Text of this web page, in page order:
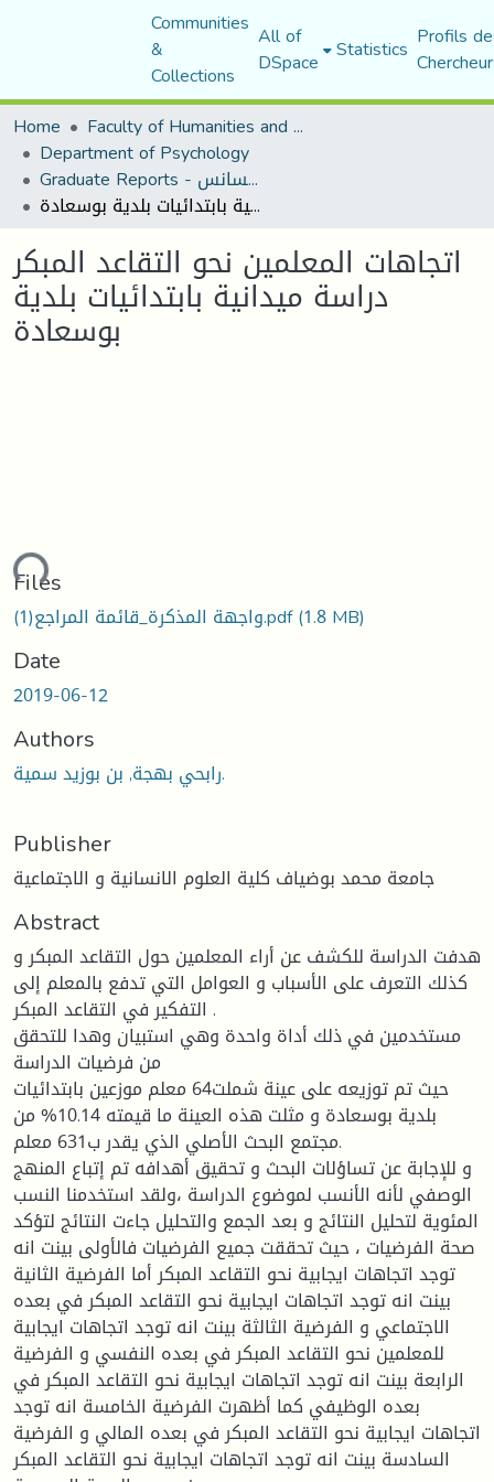
Communities
&
Collections
All of
DSpace Statistics Profils
Home
Faculty of Humanities and Social Sciences
Department of Psychology
Graduate Reports - تقارير الليسانس
اتجاهات المعلمين نحو التقاعد المبكر دراسة ميدانية بابتدائيات بلدية بوسعادة
اتجاهات المعلمين نحو التقاعد المبكر
دراسة ميدانية بابتدائيات بلدية
بوسعادة
Files
واجهة المذكرة_قائمة المراجع(1).pdf(1.8 MB)
Date
2019-06-12
Authors
رابحي بهجة, بن بوزيد سمية.
Publisher
جامعة محمد بوضياف كلية العلوم الانسانية و الاجتماعية
Abstract
هدفت الدراسة للكشف عن أراء المعلمين حول التقاعد المبكر و
كذلك التعرف على الأسباب و العوامل التي تدفع بالمعلم إلى
التفكير في التقاعد المبكر .
مستخدمين في ذلك أداة واحدة وهي استبيان وهدا للتحقق
من فرضيات الدراسة
حيث تم توزيعه على عينة شملت64 معلم موزعين بابتدائيات
بلدية بوسعادة و مثلت هذه العينة ما قيمته 10.14% من
مجتمع البحث الأصلي الذي يقدر ب631 معلم.
و للإجابة عن تساؤلات البحث و تحقيق أهدافه تم إتباع المنهج
الوصفي لأنه الأنسب لموضوع الدراسة ،ولقد استخدمنا النسب
المئوية لتحليل النتائج و بعد الجمع والتحليل جاءت النتائج لتؤكد
صحة الفرضيات ، حيث تحققت جميع الفرضيات فالأولى بينت انه
توجد اتجاهات ايجابية نحو التقاعد المبكر أما الفرضية الثانية
بينت انه توجد اتجاهات ايجابية نحو التقاعد المبكر في بعده
الاجتماعي و الفرضية الثالثة بينت انه توجد اتجاهات ايجابية
للمعلمين نحو التقاعد المبكر في بعده النفسي و الفرضية
الرابعة بينت انه توجد اتجاهات ايجابية نحو التقاعد المبكر في
بعده الوظيفي كما أظهرت الفرضية الخامسة انه توجد
اتجاهات ايجابية نحو التقاعد المبكر في بعده المالي و الفرضية
السادسة بينت انه توجد اتجاهات ايجابية نحو التقاعد المبكر